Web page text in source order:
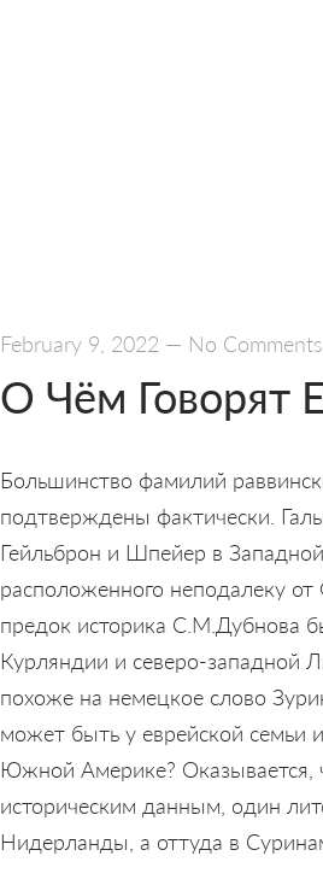
February 9, 2022 — No Comments
О Чём Говорят
Большинство фамилий
подтверждены фактически.
Гейльброн и Шпейер в
расположенного неподалеку
предок историка С.М.Дубнова
Курляндии и северо-западной
похоже на немецкое слово
может быть у еврейской семьи
Южной Америке? Оказывается,
историческим данным, один
Нидерланды, а оттуда в